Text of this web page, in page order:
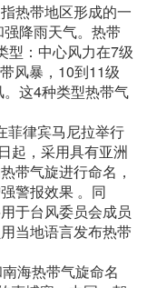
热带地区形成的一
降雨天气。热带
型：中心风力在7级
风暴，10到11级
这4种类型热带气
菲律宾马尼拉举行
起，采用具有亚洲
带气旋进行命名，
警报效果 。同
于台风委员会成员
当地语言发布热带
海热带气旋命名